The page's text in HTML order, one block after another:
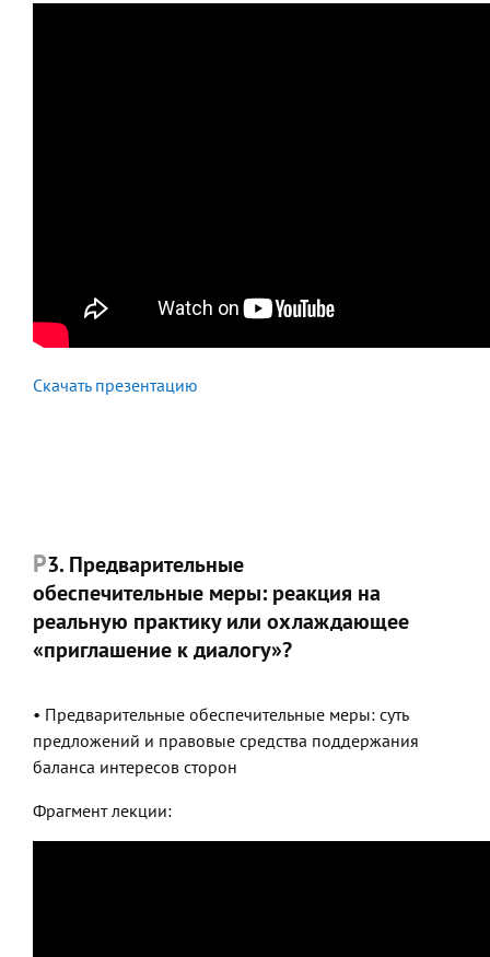
Скачать презентацию
3. Предварительные
обеспечительные меры: реакция на
реальную практику или охлаждающее
«приглашение к диалогу»?
• Предварительные обеспечительные меры: суть
предложений и правовые средства поддержания
баланса интересов сторон
Фрагмент лекции: